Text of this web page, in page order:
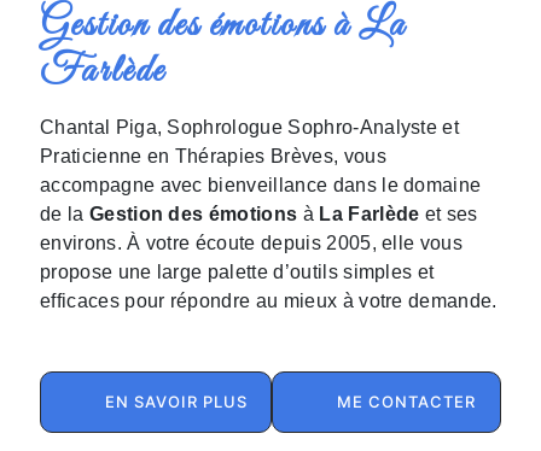
Gestion des émotions à La
Farlède
Chantal Piga, Sophrologue Sophro-Analyste et
Praticienne en Thérapies Brèves, vous
accompagne avec bienveillance dans le domaine
de la Gestion des émotions à La Farlède et ses
environs. À votre écoute depuis 2005, elle vous
propose une large palette d’outils simples et
efficaces pour répondre au mieux à votre demande.
EN SAVOIR PLUS ME CONTACTER